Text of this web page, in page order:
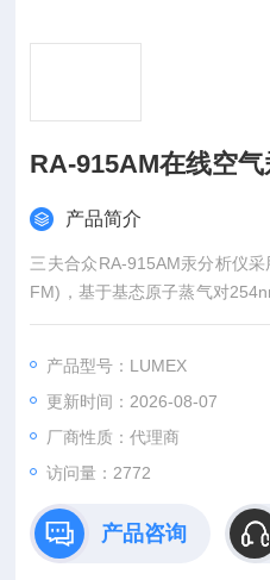
RA-915AM在线空
产品简介
三夫合众RA-915AM汞分析仪
FM)，基于基态原子蒸气对
EX汞分析仪可对大气，室内空
产品型号：LUMEX
更新时间：2026-08-07
厂商性质：代理商
访问量：2772
产品咨询